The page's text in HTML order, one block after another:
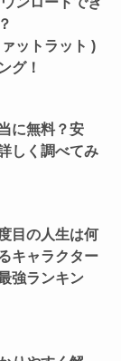
ットラット )
グ！
に無料？安
しく調べてみ
目の人生は何
キャラクター
強ランキン